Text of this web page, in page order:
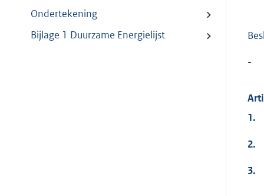
Ondertekening
Bijlage 1 Duurzame Energielijst
-
1.
2.
3.